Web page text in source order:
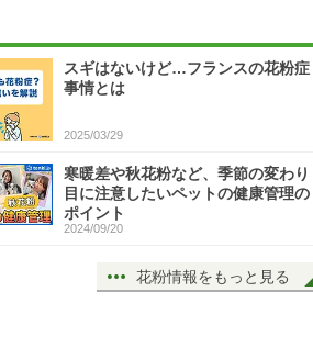
スギはないけど…フランスの花粉症
事情とは
2025/03/29
寒暖差や秋花粉など、季節の変わり
目に注意したいペットの健康管理の
ポイント
2024/09/20
花粉情報をもっと見る